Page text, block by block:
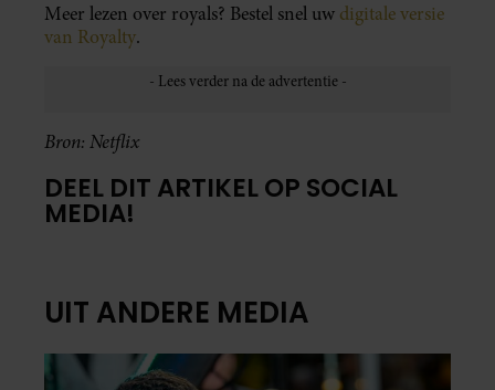
Meer lezen over royals? Bestel snel uw digitale versie
van Royalty.
Bron: Netflix
DEEL DIT ARTIKEL OP SOCIAL
MEDIA!
UIT ANDERE MEDIA